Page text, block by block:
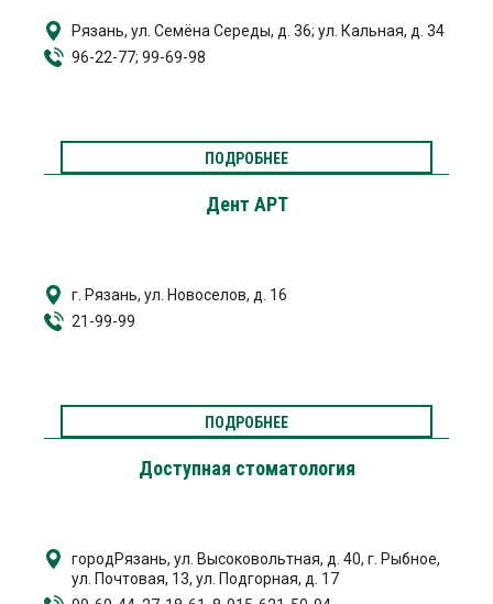
Рязань, ул. Семёна Середы, д. 36; ул. Кальная, д. 34
96-22-77; 99-69-98
ПОДРОБНЕЕ
Дент АРТ
г. Рязань, ул. Новоселов, д. 16
21-99-99
ПОДРОБНЕЕ
Доступная стоматология
городРязань, ул. Высоковольтная, д. 40, г. Рыбное,
ул. Почтовая, 13, ул. Подгорная, д. 17